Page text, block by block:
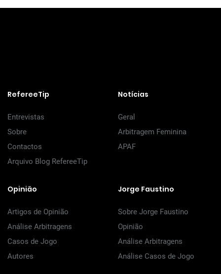
RefereeTip
Entrevistas
Sobre
Contactos
Arquivo Blog RefereeTip
Notícias
Geral
Arbitragem Feminina
APAF
Opinião
Artigos de Opinião
Análise Arbitragens
Casos de Jogo
Autores
Jorge Faustino
Sobre Jorge Faustino
Opinião
Análise Arbitragens
Análise Casos de Jogo